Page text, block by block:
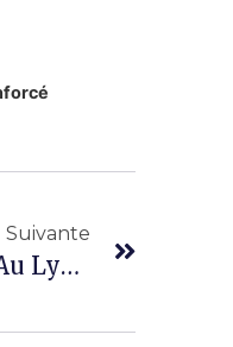
Suivante
Cuisine & Gastronomie : Un Chef Italien Étoilé Au Lycée Hôtelier D’Arta